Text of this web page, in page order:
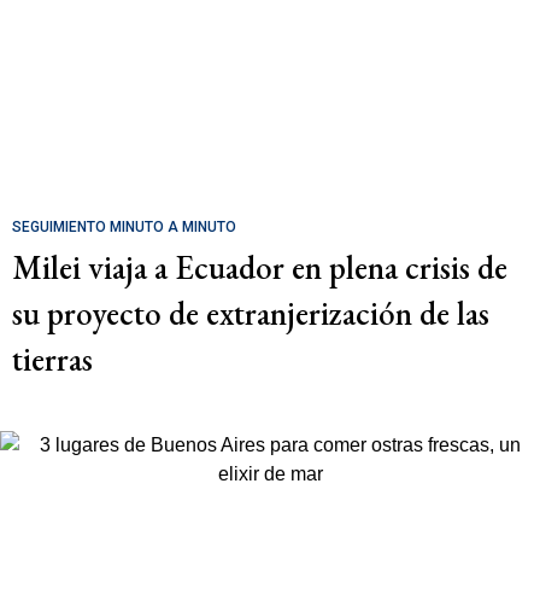
SEGUIMIENTO MINUTO A MINUTO
Milei viaja a Ecuador en plena crisis de
su proyecto de extranjerización de las
tierras